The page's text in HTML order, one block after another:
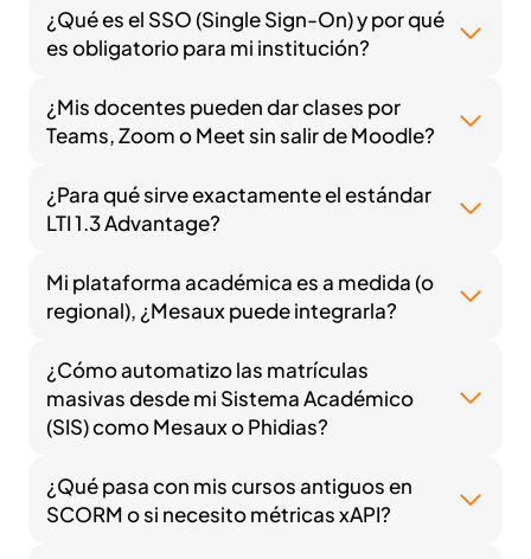
¿Qué es el SSO (Single Sign-On) y por qué
es obligatorio para mi institución?
¿Mis docentes pueden dar clases por
Teams, Zoom o Meet sin salir de Moodle?
¿Para qué sirve exactamente el estándar
LTI 1.3 Advantage?
Mi plataforma académica es a medida (o
regional), ¿Mesaux puede integrarla?
¿Cómo automatizo las matrículas
masivas desde mi Sistema Académico
(SIS) como Mesaux o Phidias?
¿Qué pasa con mis cursos antiguos en
SCORM o si necesito métricas xAPI?